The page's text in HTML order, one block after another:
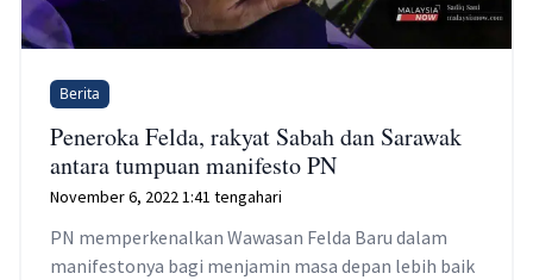
Berita
Peneroka Felda, rakyat Sabah dan Sarawak
antara tumpuan manifesto PN
November 6, 2022 1:41 tengahari
PN memperkenalkan Wawasan Felda Baru dalam
manifestonya bagi menjamin masa depan lebih baik